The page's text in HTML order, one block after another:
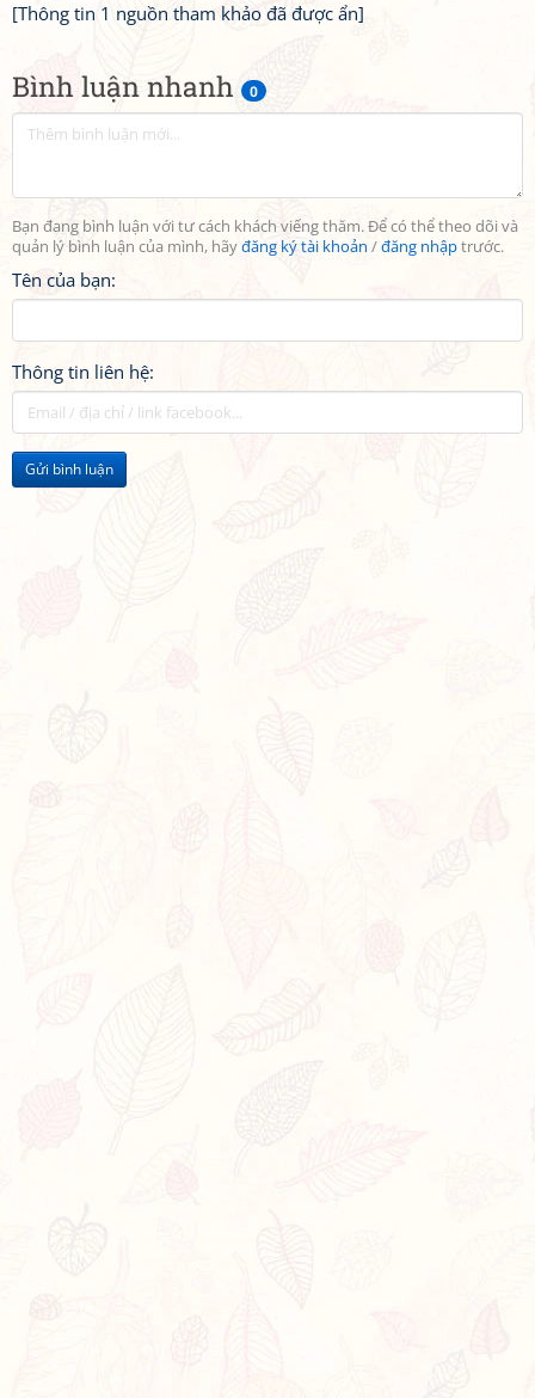
Bình luận nhanh 0
Bạn đang bình luận với tư cách khách viếng thăm. Để có thể theo dõi và
quản lý bình luận của mình, hãyđăng ký tài khoản /đăng nhậptrước.
Tên của bạn:
Thông tin liên hệ:
Gửi bình luận
[Thông tin 1 nguồn tham khảo đã được ẩn]